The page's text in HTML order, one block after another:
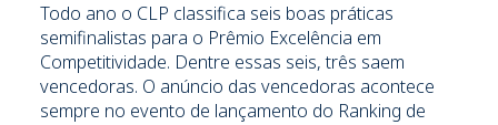
Todo ano o CLP classifica seis boas práticas
semifinalistas para o Prêmio Excelência em
Competitividade. Dentre essas seis, três saem
vencedoras. O anúncio das vencedoras acontece
sempre no evento de lançamento do Ranking de